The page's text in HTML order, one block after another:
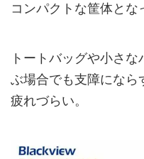
コンパクトな筐体とな
トートバッグや小さ
ぶ場合でも支障になら
疲れづらい。